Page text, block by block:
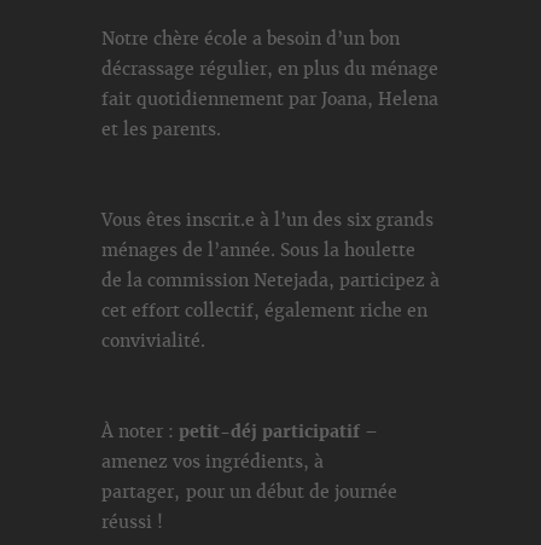
Notre chère école a besoin d’un bon
décrassage régulier, en plus du ménage
fait quotidiennement par Joana, Helena
et les parents.
Vous êtes inscrit.e à l’un des six grands
ménages de l’année. Sous la houlette
de la commission Netejada, participez à
cet effort collectif, également riche en
convivialité.
À noter : petit-déj participatif –
amenez vos ingrédients, à
partager, pour un début de journée
réussi !